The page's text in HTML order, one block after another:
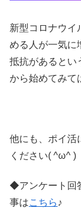
新型コロナウイ
める人が一気に
抵抗があるとい
から始めてみて
他にも、ポイ活
ください( ^ω^ )
◆アンケート回
事はこちら♪